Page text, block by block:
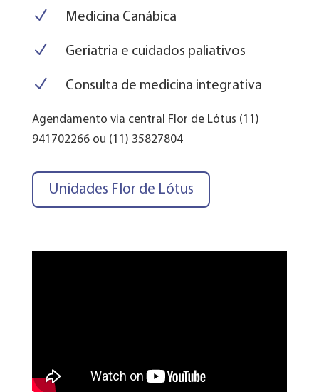
N Medicina Canábica
N Geriatria e cuidados paliativos
N Consulta de medicina integrativa
Agendamento via central Flor de Lótus (11)
941702266 ou (11) 35827804
Unidades Flor de Lótus